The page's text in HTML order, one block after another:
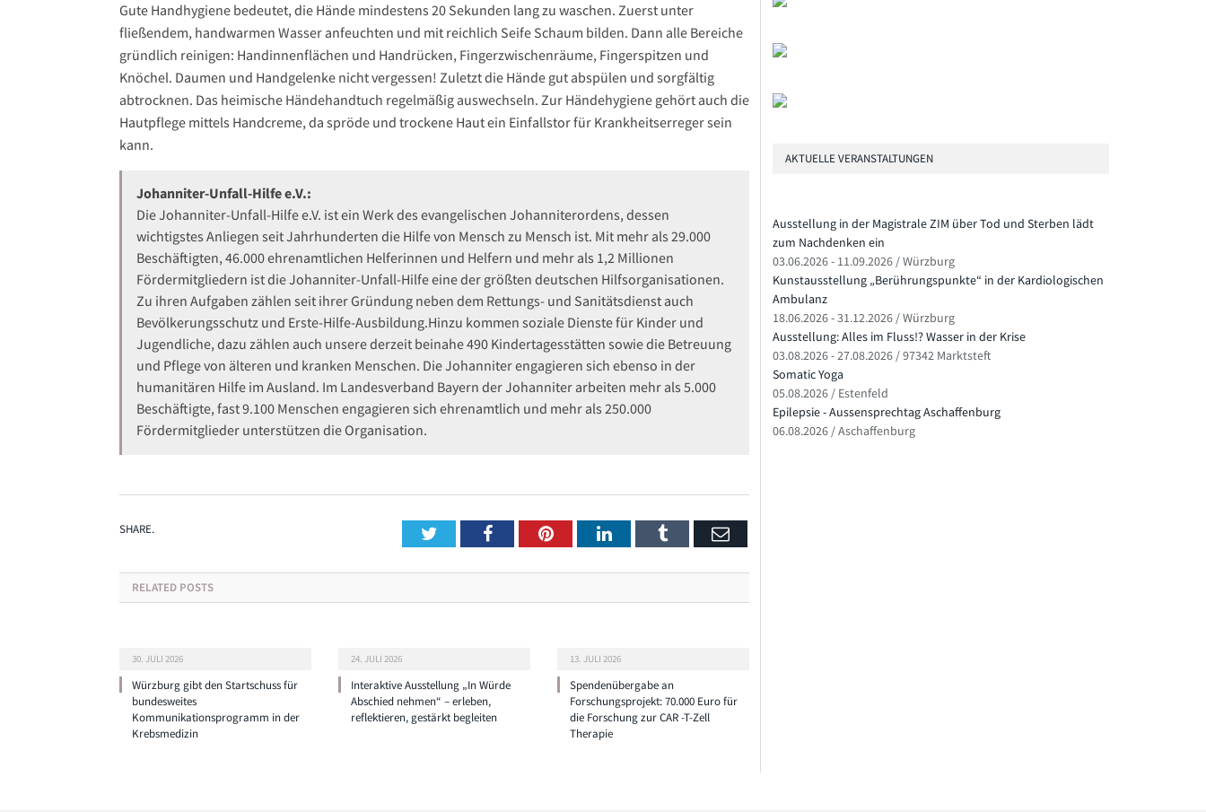
Gute Handhygiene bedeutet, die Hände mindestens 20 Sekunden lang zu waschen. Zuerst unter
fließendem, handwarmen Wasser anfeuchten und mit reichlich Seife Schaum bilden. Dann alle Bereiche
gründlich reinigen: Handinnenflächen und Handrücken, Fingerzwischenräume, Fingerspitzen und
Knöchel. Daumen und Handgelenke nicht vergessen! Zuletzt die Hände gut abspülen und sorgfältig
abtrocknen. Das heimische Händehandtuch regelmäßig auswechseln. Zur Händehygiene gehört auch die
Hautpflege mittels Handcreme, da spröde und trockene Haut ein Einfallstor für Krankheitserreger sein
kann.
Johanniter-Unfall-Hilfe e.V.:
Die Johanniter-Unfall-Hilfe e.V. ist ein Werk des evangelischen Johanniterordens, dessen
wichtigstes Anliegen seit Jahrhunderten die Hilfe von Mensch zu Mensch ist. Mit mehr als 29.000
Beschäftigten, 46.000 ehrenamtlichen Helferinnen und Helfern und mehr als 1,2 Millionen
Fördermitgliedern ist die Johanniter-Unfall-Hilfe eine der größten deutschen Hilfsorganisationen.
Zu ihren Aufgaben zählen seit ihrer Gründung neben dem Rettungs- und Sanitätsdienst auch
Bevölkerungsschutz und Erste-Hilfe-Ausbildung.Hinzu kommen soziale Dienste für Kinder und
Jugendliche, dazu zählen auch unsere derzeit beinahe 490 Kindertagesstätten sowie die Betreuung
und Pflege von älteren und kranken Menschen. Die Johanniter engagieren sich ebenso in der
humanitären Hilfe im Ausland. Im Landesverband Bayern der Johanniter arbeiten mehr als 5.000
Beschäftigte, fast 9.100 Menschen engagieren sich ehrenamtlich und mehr als 250.000
Fördermitglieder unterstützen die Organisation.
SHARE. TwitterFacebookPinterestLinkedInTumblr Email
RELATED POSTS
30. JULI 2026
Würzburg gibt den Startschuss für
bundesweites
Kommunikationsprogramm in der
Krebsmedizin
24. JULI 2026
Interaktive Ausstellung „In Würde
Abschied nehmen“ – erleben,
reflektieren, gestärkt begleiten
13. JULI 2026
Spendenübergabe an
Forschungsprojekt: 70.000 Euro für
die Forschung zur CAR -T-Zell
Therapie
AKTUELLE VERANSTALTUNGEN
Ausstellung in der Magistrale ZIM über Tod und Sterben lädt
zum Nachdenken ein
03.06.2026 - 11.09.2026 / Würzburg
Kunstausstellung „Berührungspunkte“ in der Kardiologischen
Ambulanz
18.06.2026 - 31.12.2026 / Würzburg
Ausstellung: Alles im Fluss!? Wasser in der Krise
03.08.2026 - 27.08.2026 / 97342 Marktsteft
Somatic Yoga
05.08.2026 / Estenfeld
Epilepsie - Aussensprechtag Aschaffenburg
06.08.2026 / Aschaffenburg